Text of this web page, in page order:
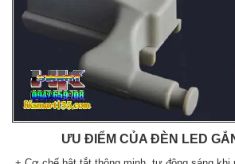
ƯU ĐIỂM CỦA ĐÈN LED